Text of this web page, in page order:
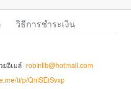
วิธีการชำระเงิน
อีเมล์ robinllb@hotmail.com
ti/p/QnlSEtSvxp